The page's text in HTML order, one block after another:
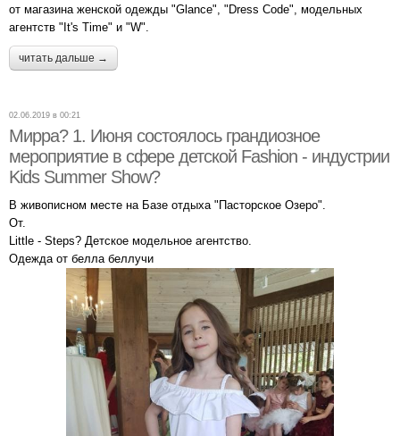
от магазина женской одежды "Glance", "Dress Code", модельных
агентств "It's Time" и "W".
читать дальше →
02.06.2019 в 00:21
Мирра? 1. Июня состоялось грандиозное
мероприятие в сфере детской Fashion - индустрии
Kids Summer Show?
В живописном месте на Базе отдыха "Пасторское Озеро".
От.
Little - Steps? Детское модельное агентство.
Одежда от белла беллучи